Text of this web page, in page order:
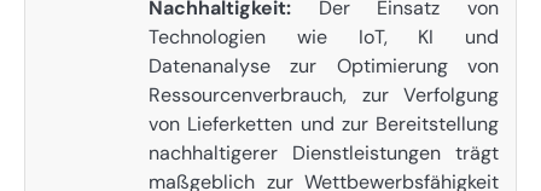
Nachhaltigkeit: Der Einsatz von
Technologien wie IoT, KI und
Datenanalyse zur Optimierung von
Ressourcenverbrauch, zur Verfolgung
von Lieferketten und zur Bereitstellung
nachhaltigerer Dienstleistungen trägt
maßgeblich zur Wettbewerbsfähigkeit